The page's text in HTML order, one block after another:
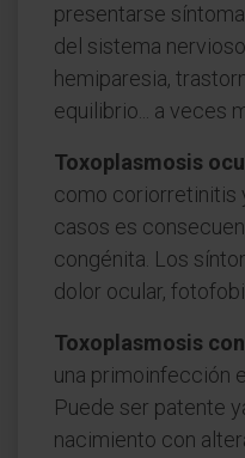
presentarse
del sistema
hemiparesia,
equilibrio... a veces
Toxoplasmosis
como coriorretinitis
casos es
congénita. Los
dolor ocular,
Toxoplasmosis
una primoinfección
Puede ser patente
nacimiento con